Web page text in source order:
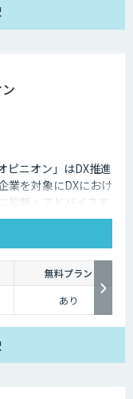
ピニオン」はDX推進
業を対象にDXにおけ
診断・アドバイスす
無料プラン
あり